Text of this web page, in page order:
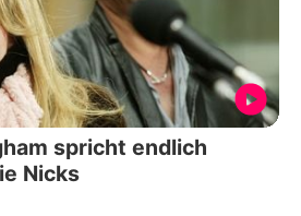
spricht endlich
Nicks